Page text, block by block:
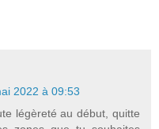
2022 à 09:53
légèreté au début, quitte